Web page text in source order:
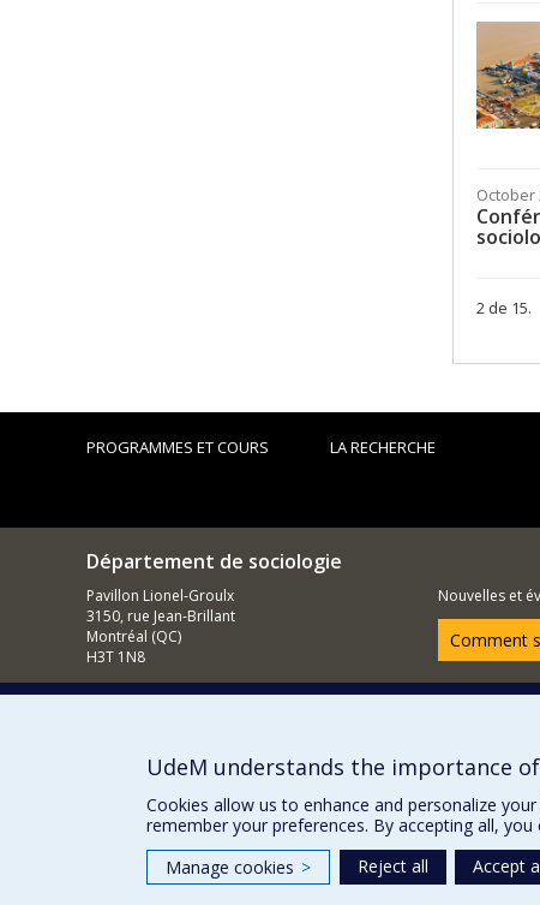
October
2 de 15.
PROGRAMMES ET COURS LA RECHERCHE
Département de sociologie
Pavillon Lionel-Groulx
3150, rue Jean-Brillant
Montréal (QC)
H3T 1N8
514 343-6620
Nouvelles et
Comment
UdeM understands the importance
Cookies allow us to enhance and personalize
remember your preferences. By accepting all,
Manage cookies > Reject all
Accept